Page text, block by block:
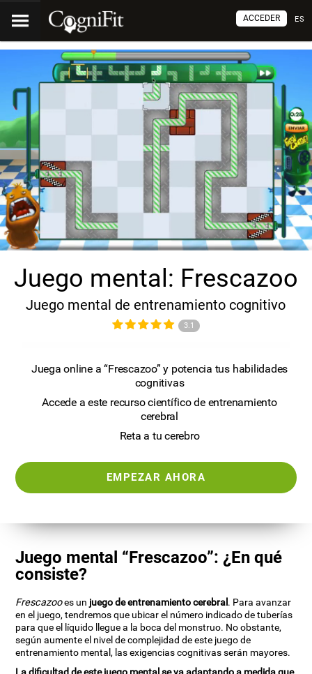
ES
ACCEDER
Juego mental: Frescazoo
Juego mental de entrenamiento cognitivo
3.1
Juega online a “Frescazoo” y potencia tus habilidades
cognitivas
Accede a este recurso científico de entrenamiento
cerebral
Reta a tu cerebro
EMPEZAR AHORA
Juego mental “Frescazoo”: ¿En qué
consiste?
Frescazooes un juego de entrenamiento cerebral. Para avanzar
en el juego, tendremos que ubicar el número indicado de tuberías
para que el líquido llegue a la boca del monstruo. No obstante,
según aumente el nivel de complejidad de este juego de
entrenamiento mental, las exigencias cognitivas serán mayores.